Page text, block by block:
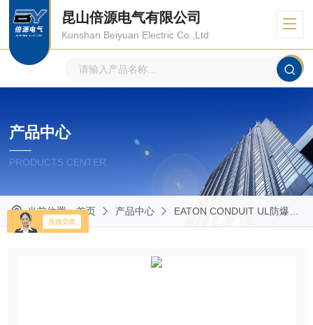
昆山倍源电气有限公司
Kunshan Beiyuan Electric Co.,Ltd
产品中心
PRODUCTS CENTER
当前位置：首页 产品中心 EATON CONDUIT UL防爆管件